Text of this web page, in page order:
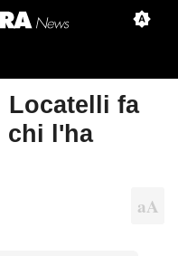
Locatelli fa
chi l'ha